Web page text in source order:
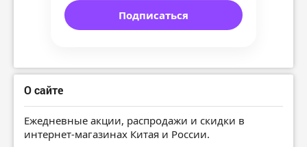
Подписаться
О сайте
Ежедневные акции, распродажи и скидки в
интернет-магазинах Китая и России.